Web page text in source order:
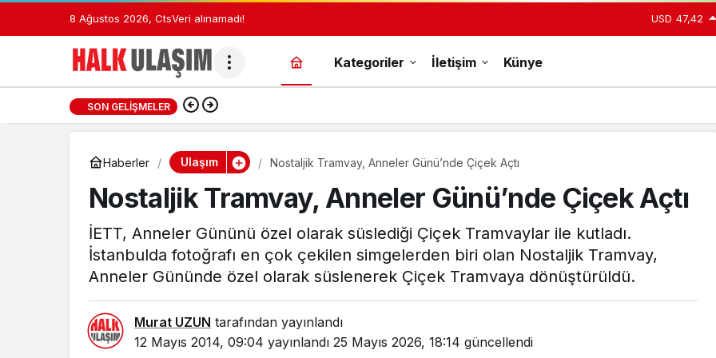
8 Ağustos 2026, CtsVeri alınamadı! USD 47,42
Kategoriler İletişim Künye
Gündüz modunu seçin.
Gece Modu
Gece modunu seçin.
SON GELIŞMELER
Haberler Ulaşım Nostaljik Tramvay, Anneler Günü’nde Çiçek Açtı
Nostaljik Tramvay, Anneler Günü’nde Çiçek Açtı
İETT, Anneler Gününü özel olarak süslediği Çiçek Tramvaylar ile kutladı.
İstanbulda fotoğrafı en çok çekilen simgelerden biri olan Nostaljik Tramvay,
Anneler Gününde özel olarak süslenerek Çiçek Tramvaya dönüştürüldü.
Murat UZUN tarafından yayınlandı
12 Mayıs 2014, 09:04 yayınlandı 25 Mayıs 2026, 18:14 güncellendi